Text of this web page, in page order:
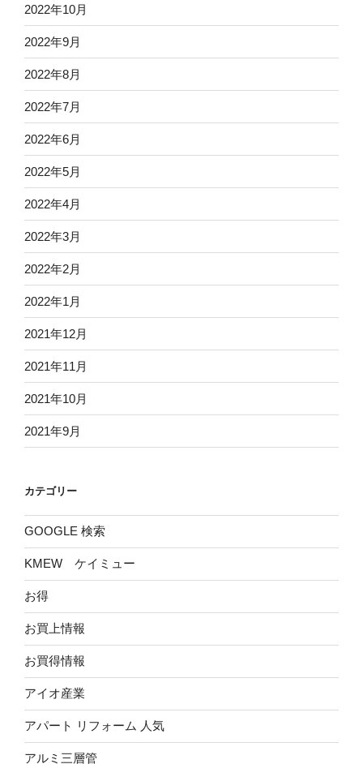
2022年10月
2022年9月
2022年8月
2022年7月
2022年6月
2022年5月
2022年4月
2022年3月
2022年2月
2022年1月
2021年12月
2021年11月
2021年10月
2021年9月
カテゴリー
GOOGLE 検索
KMEW ケイミュー
お得
お買上情報
お買得情報
アイオ産業
アパート リフォーム 人気
アルミ三層管